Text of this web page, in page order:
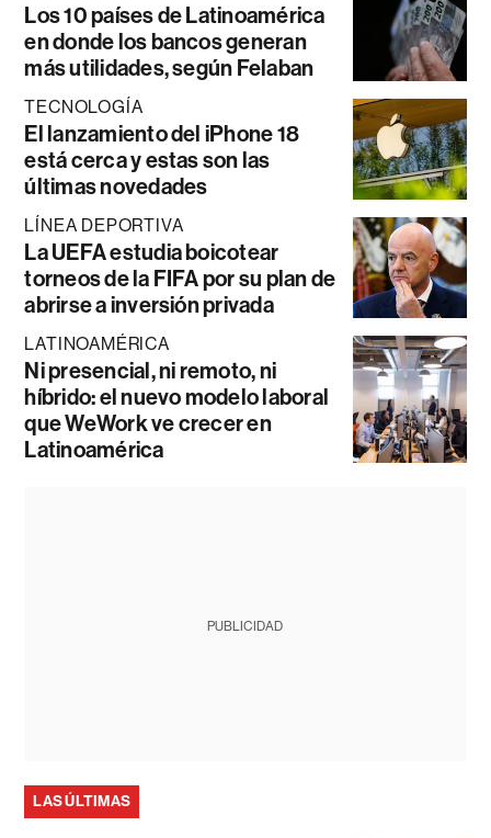
Los 10 países de Latinoamérica
en donde los bancos generan
más utilidades, según Felaban
TECNOLOGÍA
El lanzamiento del iPhone 18
está cerca y estas son las
últimas novedades
LÍNEA DEPORTIVA
La UEFA estudia boicotear
torneos de la FIFA por su plan de
abrirse a inversión privada
LATINOAMÉRICA
Ni presencial, ni remoto, ni
híbrido: el nuevo modelo laboral
que WeWork ve crecer en
Latinoamérica
PUBLICIDAD
LAS ÚLTIMAS